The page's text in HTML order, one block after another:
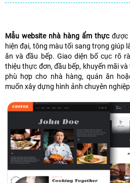
Mẫu website nhà hàng ẩm thựcđược
hiện đại, tông màu tối sang trọng giúp
ăn và đầu bếp. Giao diện bố cục rõ
thiệu thực đơn, đầu bếp, khuyến mãi
phù hợp cho nhà hàng, quán ăn
muốn xây dựng hình ảnh chuyên